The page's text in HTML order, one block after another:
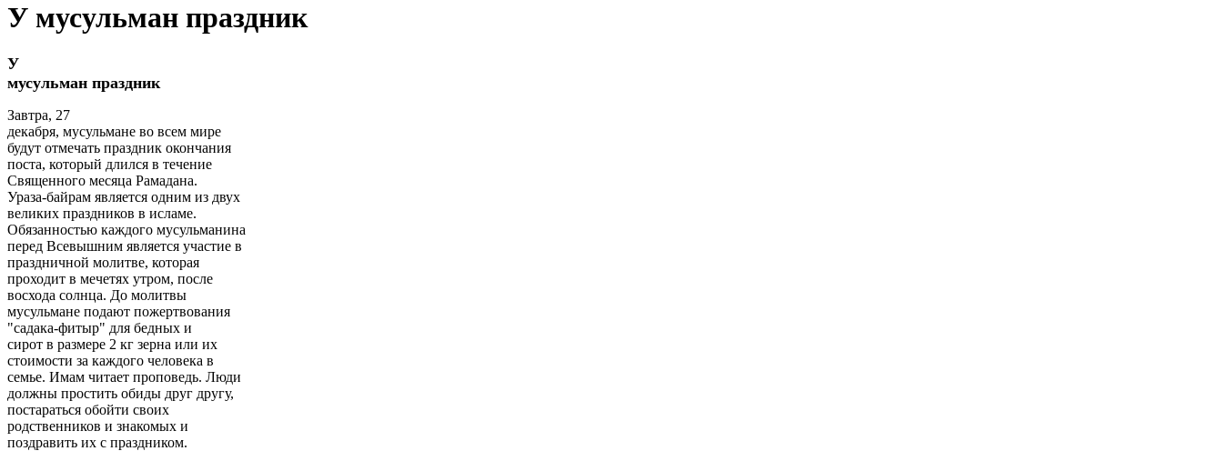
У мусульман праздник
У
мусульман праздник
Завтра, 27
декабря, мусульмане во всем мире
будут отмечать праздник окончания
поста, который длился в течение
Священного месяца Рамадана.
Ураза-байрам является одним из двух
великих праздников в исламе.
Обязанностью каждого мусульманина
перед Всевышним является участие в
праздничной молитве, которая
проходит в мечетях утром, после
восхода солнца. До молитвы
мусульмане подают пожертвования
"садака-фитыр" для бедных и
сирот в размере 2 кг зерна или их
стоимости за каждого человека в
семье. Имам читает проповедь. Люди
должны простить обиды друг другу,
постараться обойти своих
родственников и знакомых и
поздравить их с праздником.